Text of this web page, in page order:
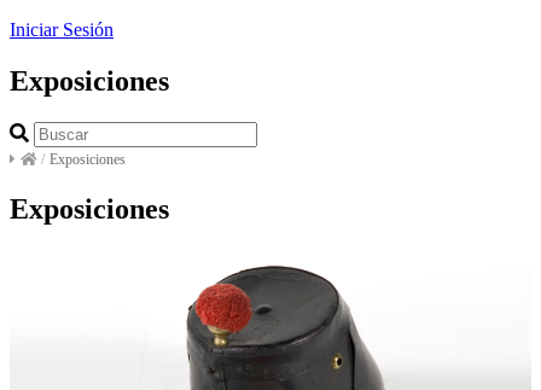
Iniciar Sesión
Exposiciones
/ Exposiciones
Exposiciones